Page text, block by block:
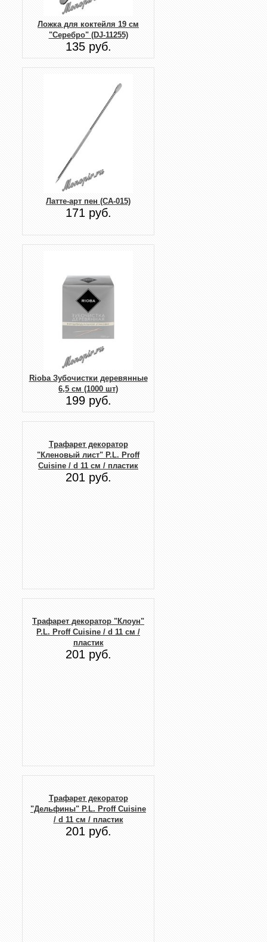
Ложка для коктейля 19 см
"Серебро" (DJ-11255)
135 руб.
Латте-арт пен (CA-015)
171 руб.
Rioba Зубочистки деревянные
6,5 см (1000 шт)
199 руб.
Трафарет декоратор
"Кленовый лист" P.L. Proff
Cuisine / d 11 см / пластик
201 руб.
Трафарет декоратор "Клоун"
P.L. Proff Cuisine / d 11 см /
пластик
201 руб.
Трафарет декоратор
"Дельфины" P.L. Proff Cuisine
/ d 11 см / пластик
201 руб.